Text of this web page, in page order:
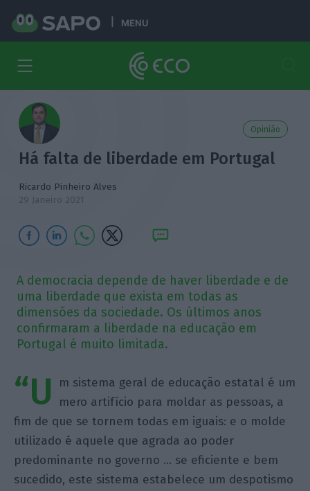
MENU
Opinião
Há falta de liberdade em Portugal
Ricardo Pinheiro Alves
29 Janeiro 2021
A democracia depende de haver liberdade e de
uma liberdade que exista em todas as
dimensões da sociedade. Os últimos anos
confirmaram a liberdade na educação em
Portugal é muito limitada.
“U
m sistema geral de educação estatal é um
mero artifício para moldar as pessoas, a
fim de que se tornem todas em iguais: e o molde
utilizado é aquele que agrada ao poder
predominante no governo … se eficiente e bem
sucedido, este sistema estabelece um despotismo